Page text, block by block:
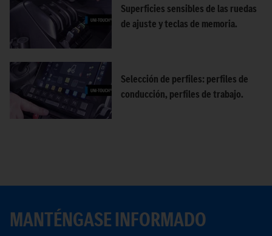
Superficies sensibles de las ruedas
de ajuste y teclas de memoria.
Selección de perfiles: perfiles de
conducción, perfiles de trabajo.
MANTÉNGASE INFORMADO